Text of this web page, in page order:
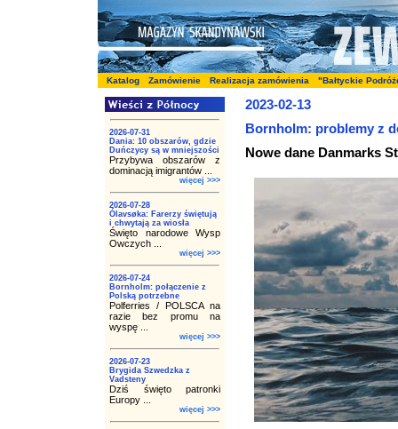
Katalog Zamówienie Realizacja zamówienia "Bałtyckie
2026-07-31
Dania: 10 obszarów, gdzie
Duńczycy są w mniejszości
Przybywa obszarów z
dominacją imigrantów ...
więcej >>>
2026-07-28
Ólavsøka: Farerzy świętują
i chwytają za wiosła
Święto narodowe Wysp
Owczych ...
więcej >>>
2026-07-24
Bornholm: połączenie z
Polską potrzebne
Polferries / POLSCA na
razie bez promu na
wyspę ...
więcej >>>
2026-07-23
Brygida Szwedzka z
Vadsteny
Dziś święto patronki
Europy ...
więcej >>>
2023-02-13
Bornholm: problemy z
Nowe dane Danmarks